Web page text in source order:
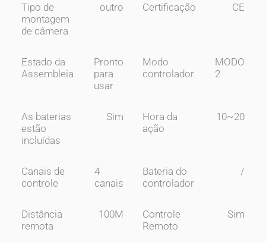
Tipo de
montagem
de câmera
outro Certificação CE
Estado da
Assembleia
Pronto
para
usar
Modo
controlador
MODO
2
As baterias
estão
incluídas
Sim
Hora da
ação
10~20
Canais de
controle
4
canais
Bateria do
controlador
/
Distância
remota
100M
Controle
Remoto
Sim